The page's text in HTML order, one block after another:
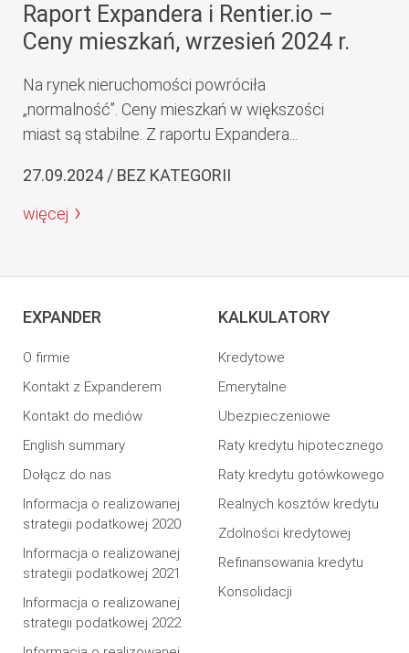
Raport Expandera i Rentier.io –
Ceny mieszkań, wrzesień 2024 r.
Na rynek nieruchomości powróciła
„normalność”. Ceny mieszkań w większości
miast są stabilne. Z raportu Expandera...
27.09.2024 / BEZ KATEGORII
więcej
EXPANDER
O firmie
Kontakt z Expanderem
Kontakt do mediów
English summary
Dołącz do nas
Informacja o realizowanej
strategii podatkowej 2020
Informacja o realizowanej
strategii podatkowej 2021
Informacja o realizowanej
strategii podatkowej 2022
KALKULATORY
Kredytowe
Emerytalne
Ubezpieczeniowe
Raty kredytu hipotecznego
Raty kredytu gotówkowego
Realnych kosztów kredytu
Zdolności kredytowej
Refinansowania kredytu
Konsolidacji